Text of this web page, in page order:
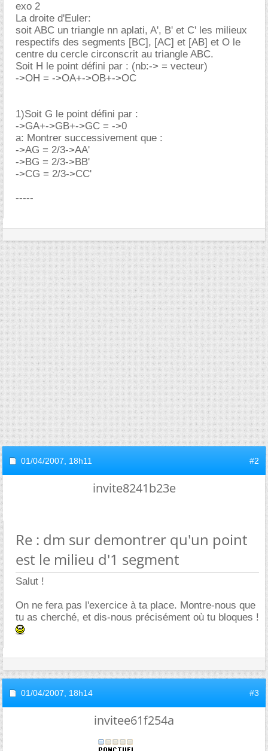
exo 2
La droite d'Euler:
soit ABC un triangle nn aplati, A', B' et C' les milieux
respectifs des segments [BC], [AC] et [AB] et O le
centre du cercle circonscrit au triangle ABC.
Soit H le point défini par : (nb:-> = vecteur)
->OH = ->OA+->OB+->OC
1)Soit G le point défini par :
->GA+->GB+->GC = ->0
a: Montrer successivement que :
->AG = 2/3->AA'
->BG = 2/3->BB'
->CG = 2/3->CC'
-----
01/04/2007, 18h11 #2
invite8241b23e
Re : dm sur demontrer qu'un point
est le milieu d'1 segment
Salut !
On ne fera pas l'exercice à ta place. Montre-nous que
tu as cherché, et dis-nous précisément où tu bloques !
01/04/2007, 18h14 #3
invitee61f254a